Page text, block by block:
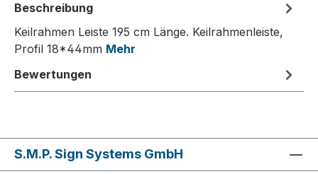
Beschreibung
Keilrahmen Leiste 195 cm Länge. Keilrahmenleiste,
Profil 18*44mm Mehr
Bewertungen
S.M.P. Sign Systems GmbH